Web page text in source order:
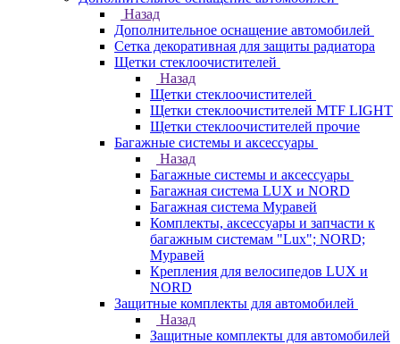
Назад
Дополнительное оснащение автомобилей
Сетка декоративная для защиты радиатора
Щетки стеклоочистителей
Назад
Щетки стеклоочистителей
Щетки стеклоочистителей MTF LIGHT
Щетки стеклоочистителей прочие
Багажные системы и аксессуары
Назад
Багажные системы и аксессуары
Багажная система LUX и NORD
Багажная система Муравей
Комплекты, аксессуары и запчасти к
багажным системам "Lux"; NORD;
Муравей
Крепления для велосипедов LUX и
NORD
Защитные комплекты для автомобилей
Назад
Защитные комплекты для автомобилей